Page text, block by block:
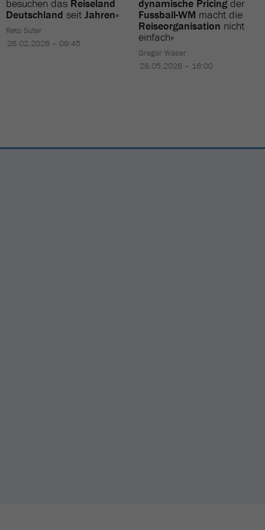
besuchen das Reiseland
Deutschland seitJahren»
Reto Suter
26.02.2026 – 09:45
dynamische Pricingder
Fussball-WM macht die
Reiseorganisation nicht
einfach»
Gregor Waser
28.05.2026 – 16:00